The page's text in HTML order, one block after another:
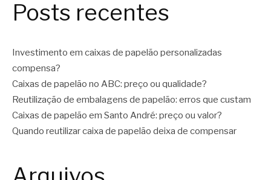
Posts recentes
Investimento em caixas de papelão personalizadas
compensa?
Caixas de papelão no ABC: preço ou qualidade?
Reutilização de embalagens de papelão: erros que custam
Caixas de papelão em Santo André: preço ou valor?
Quando reutilizar caixa de papelão deixa de compensar